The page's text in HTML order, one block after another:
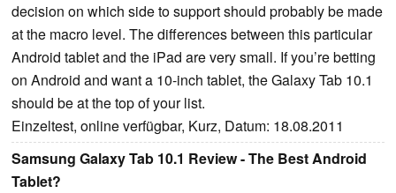
decision on which side to support should probably be made
at the macro level. The differences between this particular
Android tablet and the iPad are very small. If you’re betting
on Android and want a 10-inch tablet, the Galaxy Tab 10.1
should be at the top of your list.
Einzeltest, online verfügbar, Kurz, Datum: 18.08.2011
Samsung Galaxy Tab 10.1 Review - The Best Android
Tablet?